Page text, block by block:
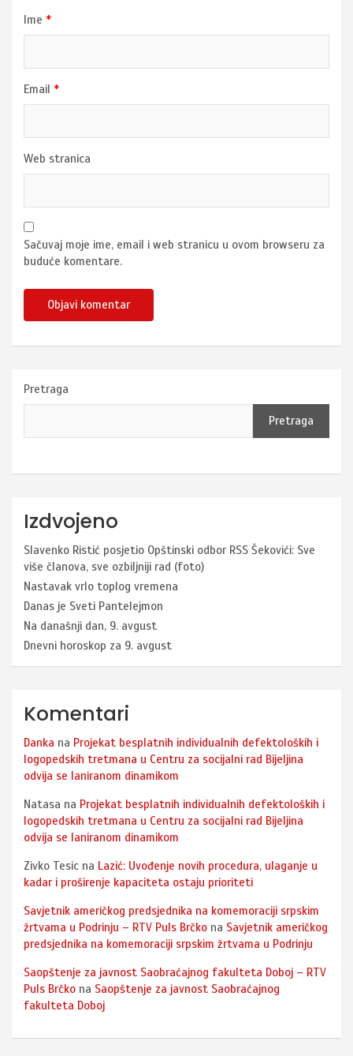
Ime *
Email *
Web stranica
Sačuvaj moje ime, email i web stranicu u ovom browseru za
buduće komentare.
Pretraga
Pretraga
Izdvojeno
Slavenko Ristić posjetio Opštinski odbor RSS Šekovići: Sve
više članova, sve ozbiljniji rad (foto)
Nastavak vrlo toplog vremena
Danas je Sveti Pantelejmon
Na današnji dan, 9. avgust
Dnevni horoskop za 9. avgust
Komentari
Danka na Projekat besplatnih individualnih defektoloških i
logopedskih tretmana u Centru za socijalni rad Bijeljina
odvija se laniranom dinamikom
Natasa na Projekat besplatnih individualnih defektoloških i
logopedskih tretmana u Centru za socijalni rad Bijeljina
odvija se laniranom dinamikom
Zivko Tesic na Lazić: Uvođenje novih procedura, ulaganje u
kadar i proširenje kapaciteta ostaju prioriteti
Savjetnik američkog predsjednika na komemoraciji srpskim
žrtvama u Podrinju – RTV Puls Brčko na Savjetnik američkog
predsjednika na komemoraciji srpskim žrtvama u Podrinju
Saopštenje za javnost Saobraćajnog fakulteta Doboj – RTV
Puls Brčko na Saopštenje za javnost Saobraćajnog
fakulteta Doboj